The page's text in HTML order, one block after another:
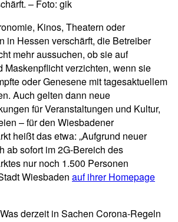
– Foto: gik
Kinos, Theatern oder
in Hessen verschärft, die Betreiber
mehr aussuchen, ob sie auf
Maskenpflicht verzichten, wenn sie
oder Genesene mit tagesaktuellem
Auch gelten dann neue
für Veranstaltungen und Kultur,
– für den Wiesbadener
heißt das etwa: „Aufgrund neuer
ab sofort im 2G-Bereich des
nur noch 1.500 Personen
Wiesbaden auf ihrer Homepage
Was derzeit in Sachen Corona-Regeln